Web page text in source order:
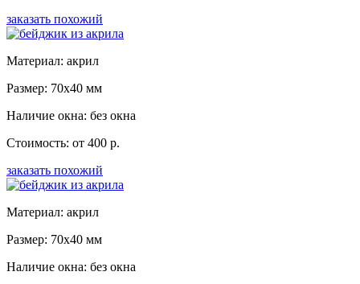
заказать похожий
Материал: акрил
Размер: 70x40 мм
Наличие окна: без окна
Стоимость: от 400 р.
заказать похожий
Материал: акрил
Размер: 70x40 мм
Наличие окна: без окна